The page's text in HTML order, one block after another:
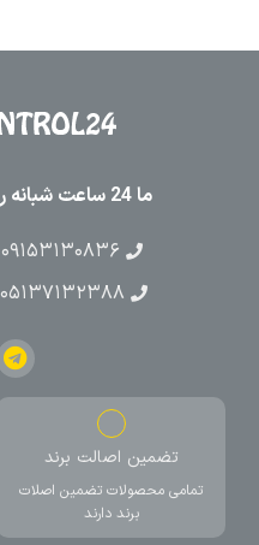
ما 24 ساعت شبانه روز در کنار شما هستیم
۰۹۱۵۳۱۳۰۸۳۶
۰۵۱۳۷۱۳۲۳۸۸
تضمین اصالت برند
تمامی محصولات تضمین اصلات
برند دارند